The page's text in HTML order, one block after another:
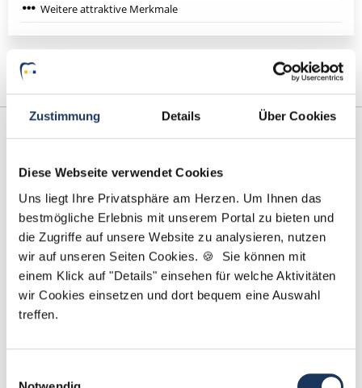
Zustimmung Details Über Cookies
Diese Webseite verwendet Cookies
Uns liegt Ihre Privatsphäre am Herzen. Um Ihnen das
bestmögliche Erlebnis mit unserem Portal zu bieten und
die Zugriffe auf unsere Website zu analysieren, nutzen
wir auf unseren Seiten Cookies. 🍪 Sie können mit
einem Klick auf "Details" einsehen für welche Aktivitäten
wir Cookies einsetzen und dort bequem eine Auswahl
treffen.
Weitere attraktive Merkmale
Yanina Weilemann
Ansprechpartner
finden. Bei Fragen rund um Ihre Bewerbung oder